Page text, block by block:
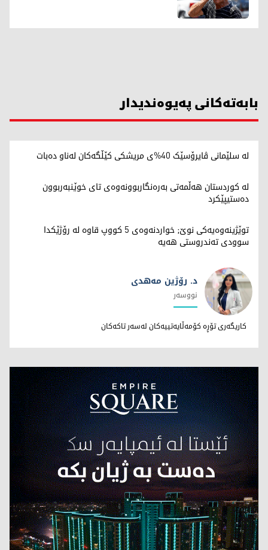
بابەتەکانی پەیوەندیدار
لە سلێمانی ڤایرۆسێک 40%ی مریشکی کێڵگەکان لەناو دەبات
لە کوردستان هەڵمەتی بەرەنگاربوونەوەی تای خوێنبەربوون
دەستیپێکرد
توێژینەوەیەکی نوێ; خواردنەوەی 5 کووپ قاوە لە رۆژێکدا
سوودی تەندروستی هەیە
د. رۆژین مەهدی
د. رۆژین مەهدی
نووسەر
کاریگەری تۆڕە کۆمەڵایەتییەکان لەسەر تاکەکان